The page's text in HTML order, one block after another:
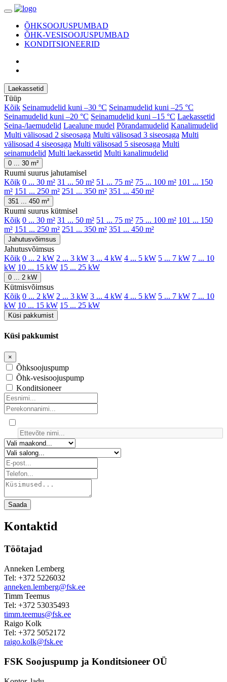
ÕHKSOOJUSPUMBAD
ÕHK-VESISOOJUSPUMBAD
KONDITSIONEERID
Laekassetid
Tüüp
Kõik Seinamudelid kuni –30 °C Seinamudelid kuni –25 °C
Seinamudelid kuni –20 °C Seinamudelid kuni –15 °C Laekassetid
Seina-/laemudelid Laealune mudel Põrandamudelid Kanalimudelid
Multi välisosad 2 siseosaga Multi välisosad 3 siseosaga Multi
välisosad 4 siseosaga Multi välisosad 5 siseosaga Multi
seinamudelid Multi laekassetid Multi kanalimudelid
0 ... 30 m²
Ruumi suurus jahutamisel
Kõik 0 ... 30 m² 31 ... 50 m² 51 ... 75 m² 75 ... 100 m² 101 ... 150
m² 151 ... 250 m² 251 ... 350 m² 351 ... 450 m²
351 ... 450 m²
Ruumi suurus kütmisel
Kõik 0 ... 30 m² 31 ... 50 m² 51 ... 75 m² 75 ... 100 m² 101 ... 150
m² 151 ... 250 m² 251 ... 350 m² 351 ... 450 m²
Jahutusvõimsus
Jahutusvõimsus
Kõik 0 ... 2 kW 2 ... 3 kW 3 ... 4 kW 4 ... 5 kW 5 ... 7 kW 7 ... 10
kW 10 ... 15 kW 15 ... 25 kW
0 ... 2 kW
Kütmisvõimsus
Kõik 0 ... 2 kW 2 ... 3 kW 3 ... 4 kW 4 ... 5 kW 5 ... 7 kW 7 ... 10
kW 10 ... 15 kW 15 ... 25 kW
Küsi pakkumist
Küsi pakkumist
×
Õhksoojuspump
Õhk-vesisoojuspump
Konditsioneer
Saada
Kontaktid
Töötajad
Anneken Lemberg
Tel: +372 5226032
anneken.lemberg@fsk.ee
Timm Teemus
Tel: +372 53035493
timm.teemus@fsk.ee
Raigo Kolk
Tel: +372 5052172
raigo.kolk@fsk.ee
FSK Soojuspump ja Konditsioneer OÜ